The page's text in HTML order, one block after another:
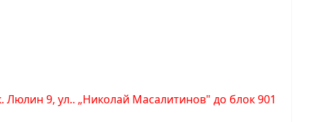
Люлин 9, ул.. „Николай Масалитинов" до блок 901